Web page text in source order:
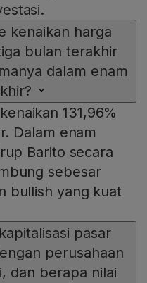
kenaikan harga
bulan terakhir
dalam enam
131,96%
Dalam enam
Barito secara
sebesar
bullish yang kuat
pasar
perusahaan
dan berapa nilai